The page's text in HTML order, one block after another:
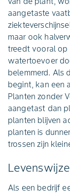
aangetaste
maar ook
treedt vooral op
watertoevoer
belemmerd. Als
begint, kan een
Planten zonder
aangetast dan
planten blijven
planten is
trossen zijn
Levenswijze
Als een bedrijf